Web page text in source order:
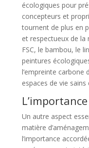
écologiques pour
concepteurs et
tournent de plus en
et respectueux de la
FSC, le bambou, le
peintures
l’empreinte carbone
espaces de vie
Un autre aspect
matière
l’importance